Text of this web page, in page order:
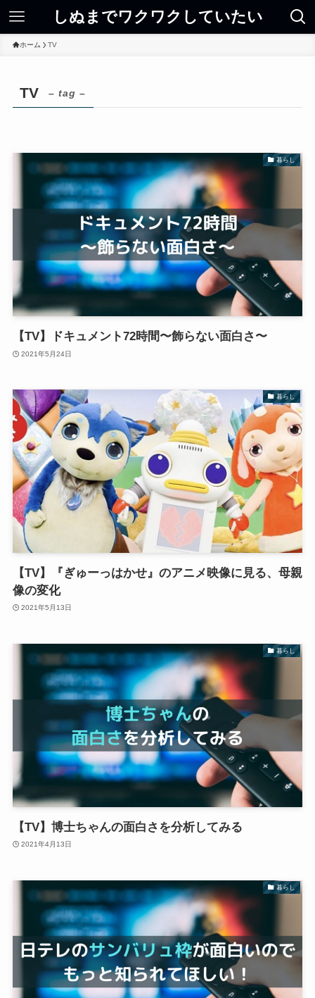
しぬまでワクワクしていたい
ホーム TV
TV – tag –
暮らし
【TV】ドキュメント72時間〜飾らない面白さ〜
2021年5月24日
暮らし
【TV】『ぎゅーっはかせ』のアニメ映像に見る、母親
像の変化
2021年5月13日
暮らし
【TV】博士ちゃんの面白さを分析してみる
2021年4月13日
暮らし